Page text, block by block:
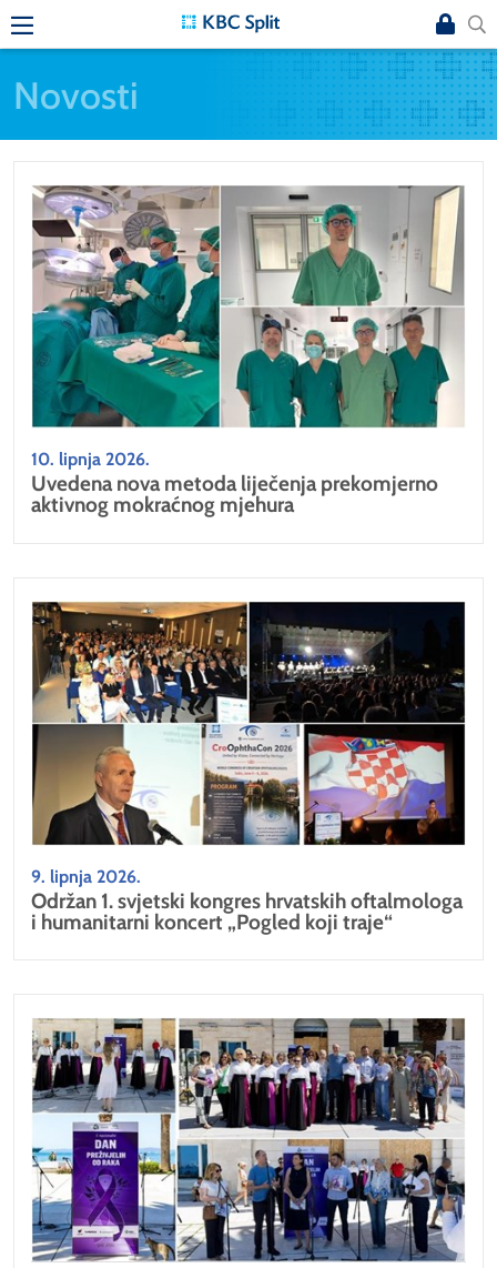
Novosti
10. lipnja 2026.
Uvedena nova metoda liječenja prekomjerno
aktivnog mokraćnog mjehura
9. lipnja 2026.
Održan 1. svjetski kongres hrvatskih oftalmologa
i humanitarni koncert „Pogled koji traje“